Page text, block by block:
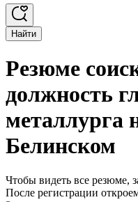
Найти
Резюме
должность
металлурга
Белинском
Чтобы видеть все резюме,
После регистрации